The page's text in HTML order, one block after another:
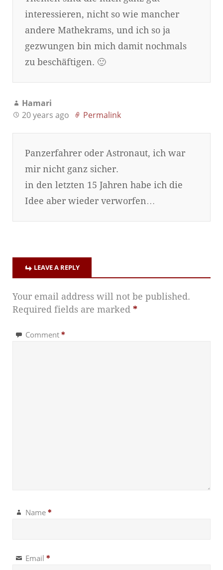
interessieren, nicht so wie mancher
andere Mathekrams, und ich so ja
gezwungen bin mich damit nochmals
zu beschäftigen. 🙂
Hamari
20 years ago
Permalink
Panzerfahrer oder Astronaut, ich war
mir nicht ganz sicher.
in den letzten 15 Jahren habe ich die
Idee aber wieder verworfen…
LEAVE A REPLY
Your email address will not be published.
Required fields are marked *
Comment *
Name *
Email *